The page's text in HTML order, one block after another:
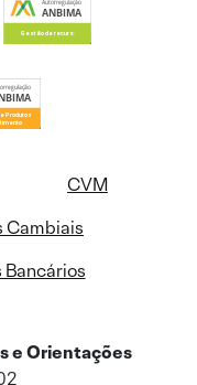
CVM
Cambiais
e Orientações